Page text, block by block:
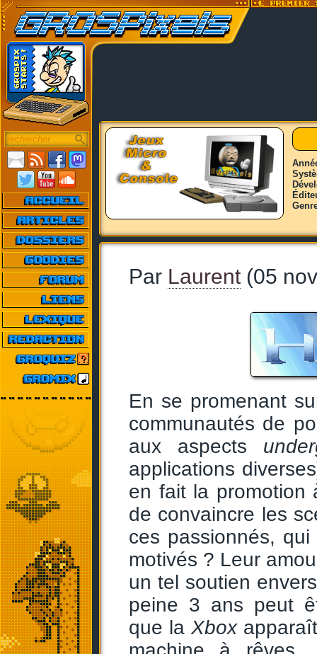
Par Laurent (05
En se promenant
communautés de
aux aspects
applications
en fait la promotion
de convaincre les
ces passionnés,
motivés ? Leur
un tel soutien
peine 3 ans peut
que la Xbox